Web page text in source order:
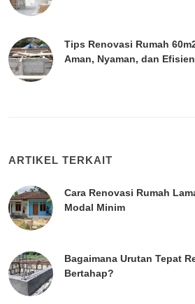
Tips Renovasi Rumah
Aman, Nyaman, dan Efisien
ARTIKEL TERKAIT
Cara Renovasi Rumah
Modal Minim
Bagaimana Urutan Tepat
Bertahap?